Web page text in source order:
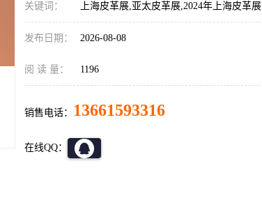
关键词： 上海皮革展,亚太皮革展,2024年上海皮革展
发布日期： 2026-08-08
阅 读 量： 1196
销售电话： 13661593316
在线QQ：